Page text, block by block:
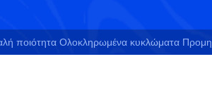
ποιότητα Ολοκληρωμένα κυκλώματα